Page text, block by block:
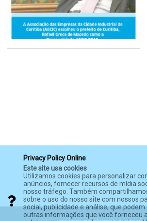
Privacy Policy Online
Este site usa cookies
Utilizamos cookies para personalizar
anúncios, fornecer recursos de mídia
nosso tráfego. Também
sobre o uso do nosso site com nossos
social, publicidade e análise, que
outras informações que você forneceu